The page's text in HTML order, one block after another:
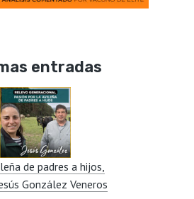
entradas
de padres a hijos,
González Veneros